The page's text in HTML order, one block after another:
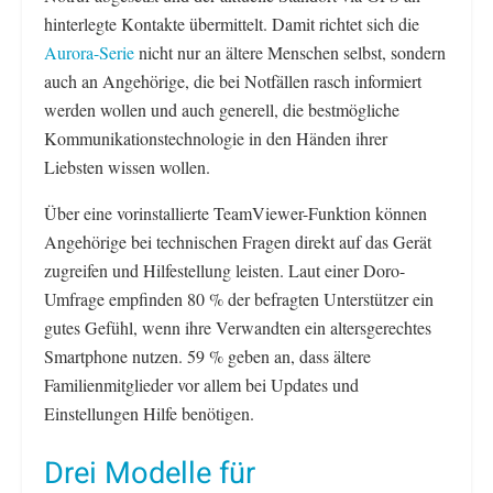
hinterlegte Kontakte übermittelt. Damit richtet sich die
Aurora-Serienicht nur an ältere Menschen selbst, sondern
auch an Angehörige, die bei Notfällen rasch informiert
werden wollen und auch generell, die bestmögliche
Kommunikationstechnologie in den Händen ihrer
Liebsten wissen wollen.
Über eine vorinstallierte TeamViewer-Funktion können
Angehörige bei technischen Fragen direkt auf das Gerät
zugreifen und Hilfestellung leisten. Laut einer Doro-
Umfrage empfinden 80 % der befragten Unterstützer ein
gutes Gefühl, wenn ihre Verwandten ein altersgerechtes
Smartphone nutzen. 59 % geben an, dass ältere
Familienmitglieder vor allem bei Updates und
Einstellungen Hilfe benötigen.
Drei Modelle für